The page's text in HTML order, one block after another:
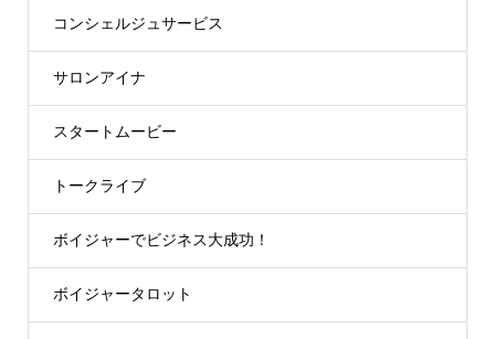
コンシェルジュサービス
サロンアイナ
スタートムービー
トークライブ
ボイジャーでビジネス大成功！
ボイジャータロット